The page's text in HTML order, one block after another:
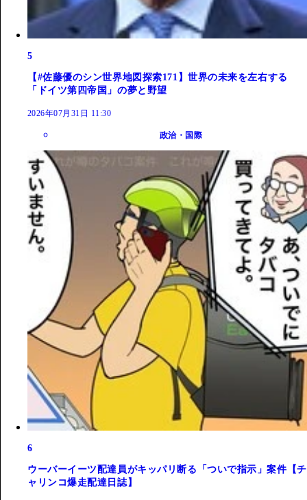
5
【#佐藤優のシン世界地図探索171】世界の未来を左右する
「ドイツ第四帝国」の夢と野望
2026年07月31日 11:30
政治・国際
6
ウーバーイーツ配達員がキッパリ断る「ついで指示」案件【チ
ャリンコ爆走配達日誌】